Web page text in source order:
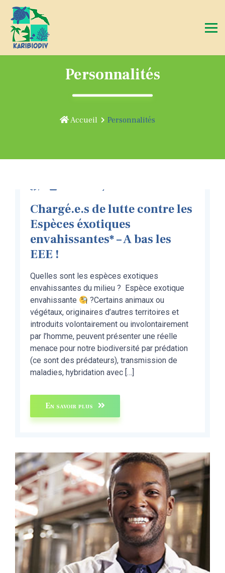
Personnalités
Accueil Personnalités
Chargé.e.s de lutte contre les
Espèces éxotiques
envahissantes* – A bas les
EEE !
Quelles sont les espèces exotiques
envahissantes du milieu ? Espèce exotique
envahissante
?Certains animaux ou
végétaux, originaires d’autres territoires et
introduits volontairement ou involontairement
par l’homme, peuvent présenter une réelle
menace pour notre biodiversité par prédation
(ce sont des prédateurs), transmission de
maladies, hybridation avec […]
En savoir plus